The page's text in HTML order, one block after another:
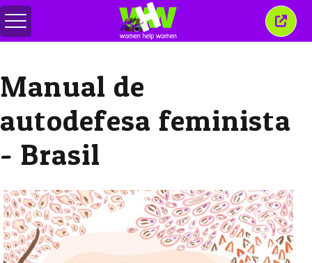
Alternar
menu
esta
Manual de
autodefesa feminista
- Brasil